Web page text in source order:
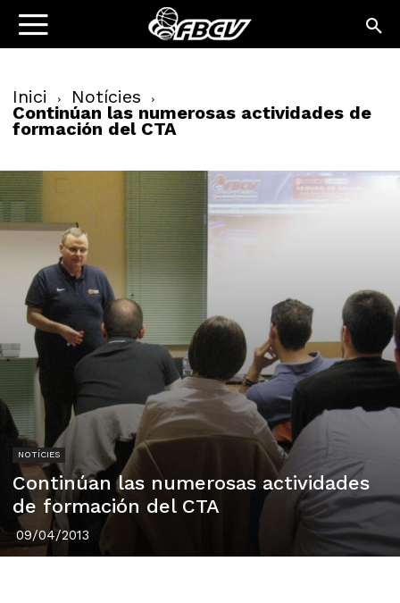
Inici Notícies
Continúan las numerosas actividades de
formación del CTA
NOTÍCIES
Continúan las numerosas actividades
de formación del CTA
09/04/2013